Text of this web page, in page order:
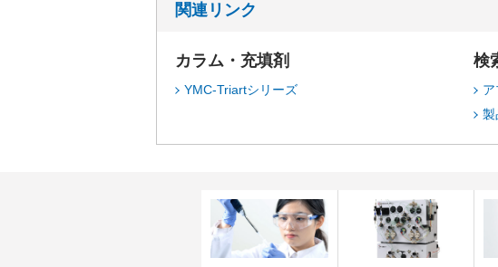
関連リンク
カラム・充填剤
YMC-Triartシリーズ
検
製